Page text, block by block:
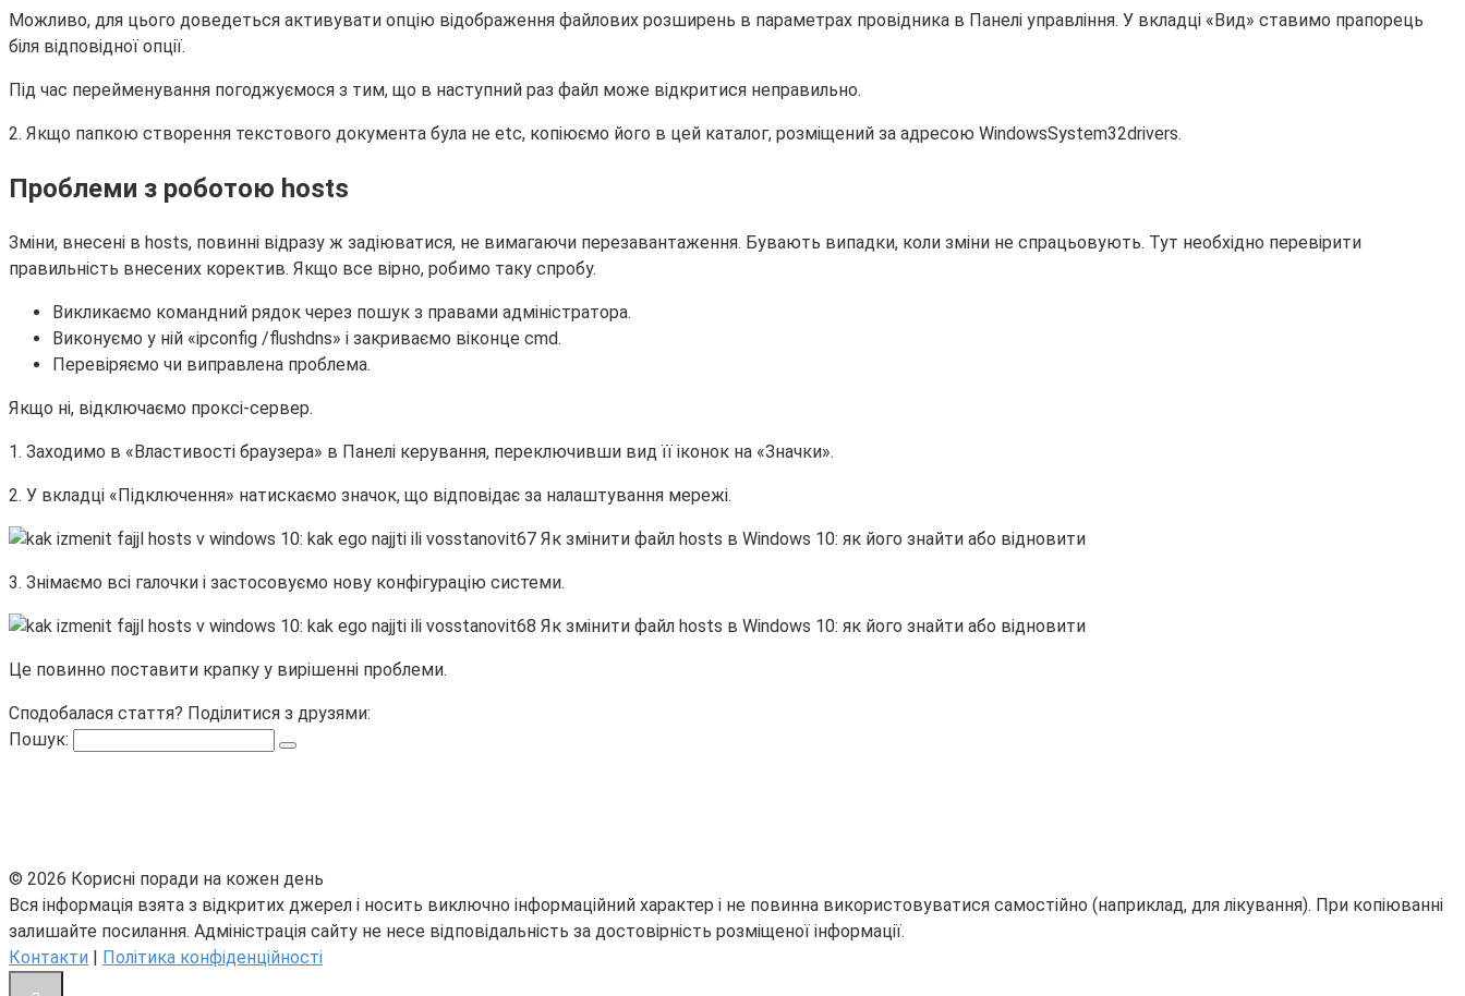
Можливо, для цього доведеться активувати опцію відображення файлових розширень в параметрах провідника в Панелі управління. У вкладці «Вид» ставимо прапорець
біля відповідної опції.
Під час перейменування погоджуємося з тим, що в наступний раз файл може відкритися неправильно.
2. Якщо папкою створення текстового документа була не etc, копіюємо його в цей каталог, розміщений за адресою WindowsSystem32drivers.
Проблеми з роботою hosts
Зміни, внесені в hosts, повинні відразу ж задіюватися, не вимагаючи перезавантаження. Бувають випадки, коли зміни не спрацьовують. Тут необхідно перевірити
правильність внесених коректив. Якщо все вірно, робимо таку спробу.
Викликаємо командний рядок через пошук з правами адміністратора.
Виконуємо у ній «ipconfig /flushdns» і закриваємо віконце cmd.
Перевіряємо чи виправлена проблема.
Якщо ні, відключаємо проксі-сервер.
1. Заходимо в «Властивості браузера» в Панелі керування, переключивши вид її іконок на «Значки».
2. У вкладці «Підключення» натискаємо значок, що відповідає за налаштування мережі.
3. Знімаємо всі галочки і застосовуємо нову конфігурацію системи.
Це повинно поставити крапку у вирішенні проблеми.
Сподобалася стаття? Поділитися з друзями:
Пошук:
© 2026 Корисні поради на кожен день
Вся інформація взята з відкритих джерел і носить виключно інформаційний характер і не повинна використовуватися самостійно (наприклад, для лікування). При копіюванні
залишайте посилання. Адміністрація сайту не несе відповідальність за достовірність розміщеної інформації.
Контакти | Політика конфіденційності